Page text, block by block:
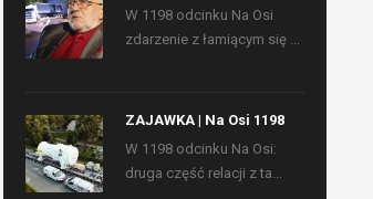
W 1198 odcinku Na Osi
zdarzenie z łamiącym się ...
ZAJAWKA | Na Osi 1198
W 1198 odcinku Na Osi:
druga część relacji z ta...